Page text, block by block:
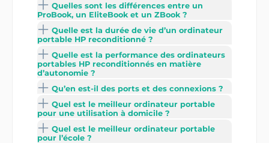
Quelles sont les différences entre un
ProBook, un EliteBook et un ZBook ?
Quelle est la durée de vie d’un ordinateur
portable HP reconditionné ?
Quelle est la performance des ordinateurs
portables HP reconditionnés en matière
d’autonomie ?
Qu’en est-il des ports et des connexions ?
Quel est le meilleur ordinateur portable
pour une utilisation à domicile ?
Quel est le meilleur ordinateur portable
pour l’école ?